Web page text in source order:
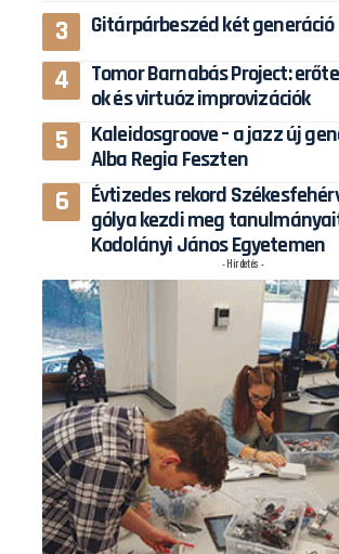
Gitárpárbeszéd két
Tomor Barnabás Project:
ok és virtuóz improvizációk
Kaleidosgroove – a jazz új
Alba Regia Feszten
Évtizedes rekord
gólya kezdi meg
Kodolányi János Egyetemen
- Hirdetés -